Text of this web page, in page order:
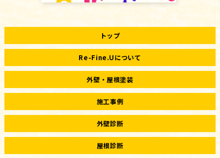
トップ
Re-Fine.Uについて
外壁・屋根塗装
施工事例
外壁診断
屋根診断